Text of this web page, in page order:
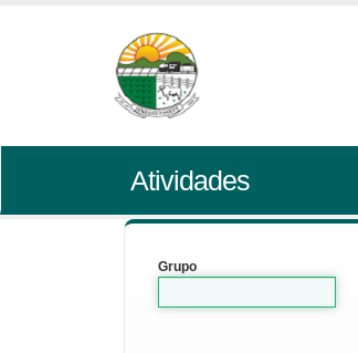
Atividades
Grupo